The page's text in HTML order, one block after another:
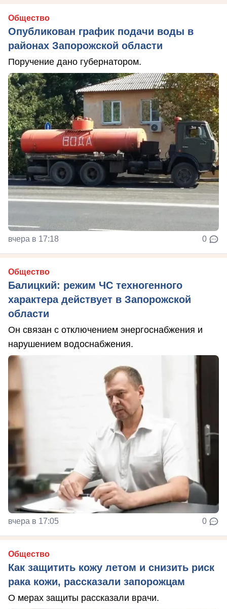
Общество
Опубликован график подачи воды в
районах Запорожской области
Поручение дано губернатором.
вчера в 17:18 0
Общество
Балицкий: режим ЧС техногенного
характера действует в Запорожской
области
Он связан с отключением энергоснабжения и
нарушением водоснабжения.
вчера в 17:05 0
Общество
Как защитить кожу летом и снизить риск
рака кожи, рассказали запорожцам
О мерах защиты рассказали врачи.